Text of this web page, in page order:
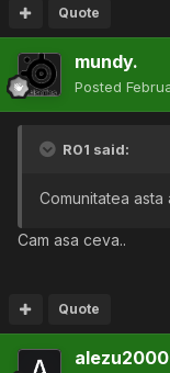
Quote
mundy.
Posted
R01 said:
Comunitatea
Cam asa ceva..
Quote
alezu2000